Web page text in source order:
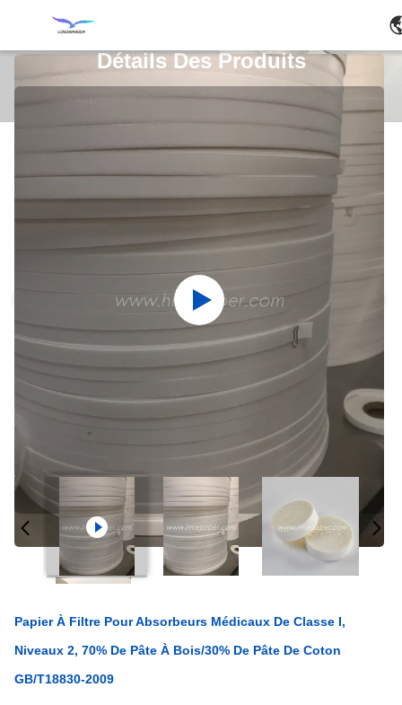
Détails Des Produits
Papier À Filtre Pour Absorbeurs Médicaux De Classe I,
Niveaux 2, 70% De Pâte À Bois/30% De Pâte De Coton
GB/T18830-2009